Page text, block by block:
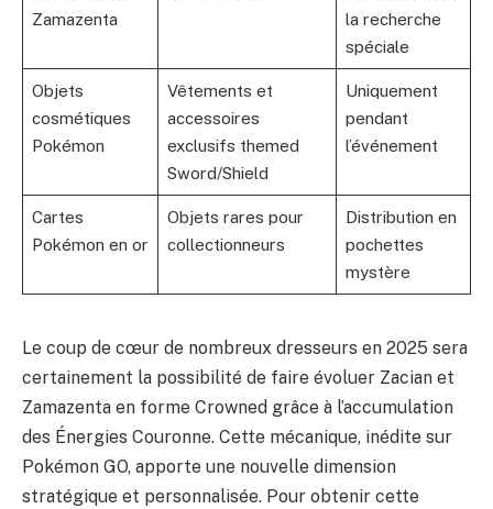
Zamazenta
la recherche
spéciale
Objets
cosmétiques
Pokémon
Vêtements et
accessoires
exclusifs themed
Sword/Shield
Uniquement
pendant
l’événement
Cartes
Pokémon en or
Objets rares pour
collectionneurs
Distribution en
pochettes
mystère
Le coup de cœur de nombreux dresseurs en 2025 sera
certainement la possibilité de faire évoluer Zacian et
Zamazenta en forme Crowned grâce à l’accumulation
des Énergies Couronne. Cette mécanique, inédite sur
Pokémon GO, apporte une nouvelle dimension
stratégique et personnalisée. Pour obtenir cette